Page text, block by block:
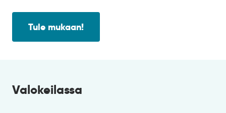
Tule mukaan!
Valokeilassa